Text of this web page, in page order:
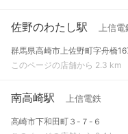
佐野のわたし駅 上信電
群馬県高崎市上佐野町字舟橋
このページの店舗から 2.3 km
南高崎駅 上信電鉄
高崎市下和田町３-７-６